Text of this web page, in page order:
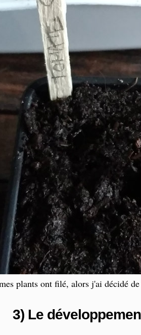
plants ont filé, alors j'ai décidé
3) Le